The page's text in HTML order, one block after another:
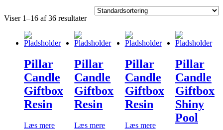
Viser 1–16 af 36 resultater
Pillar
Candle
Giftbox
Resin
Læs mere
Pillar
Candle
Giftbox
Resin
Læs mere
Pillar
Candle
Giftbox
Resin
Læs mere
Pillar
Candle
Giftbox
Shiny
Pool